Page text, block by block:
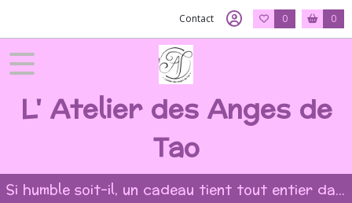
Contact 0 0
L' Atelier des Anges de
Tao
Si humble soit-il, un cadeau tient tout entier dans l'intention et la beauté du geste ?